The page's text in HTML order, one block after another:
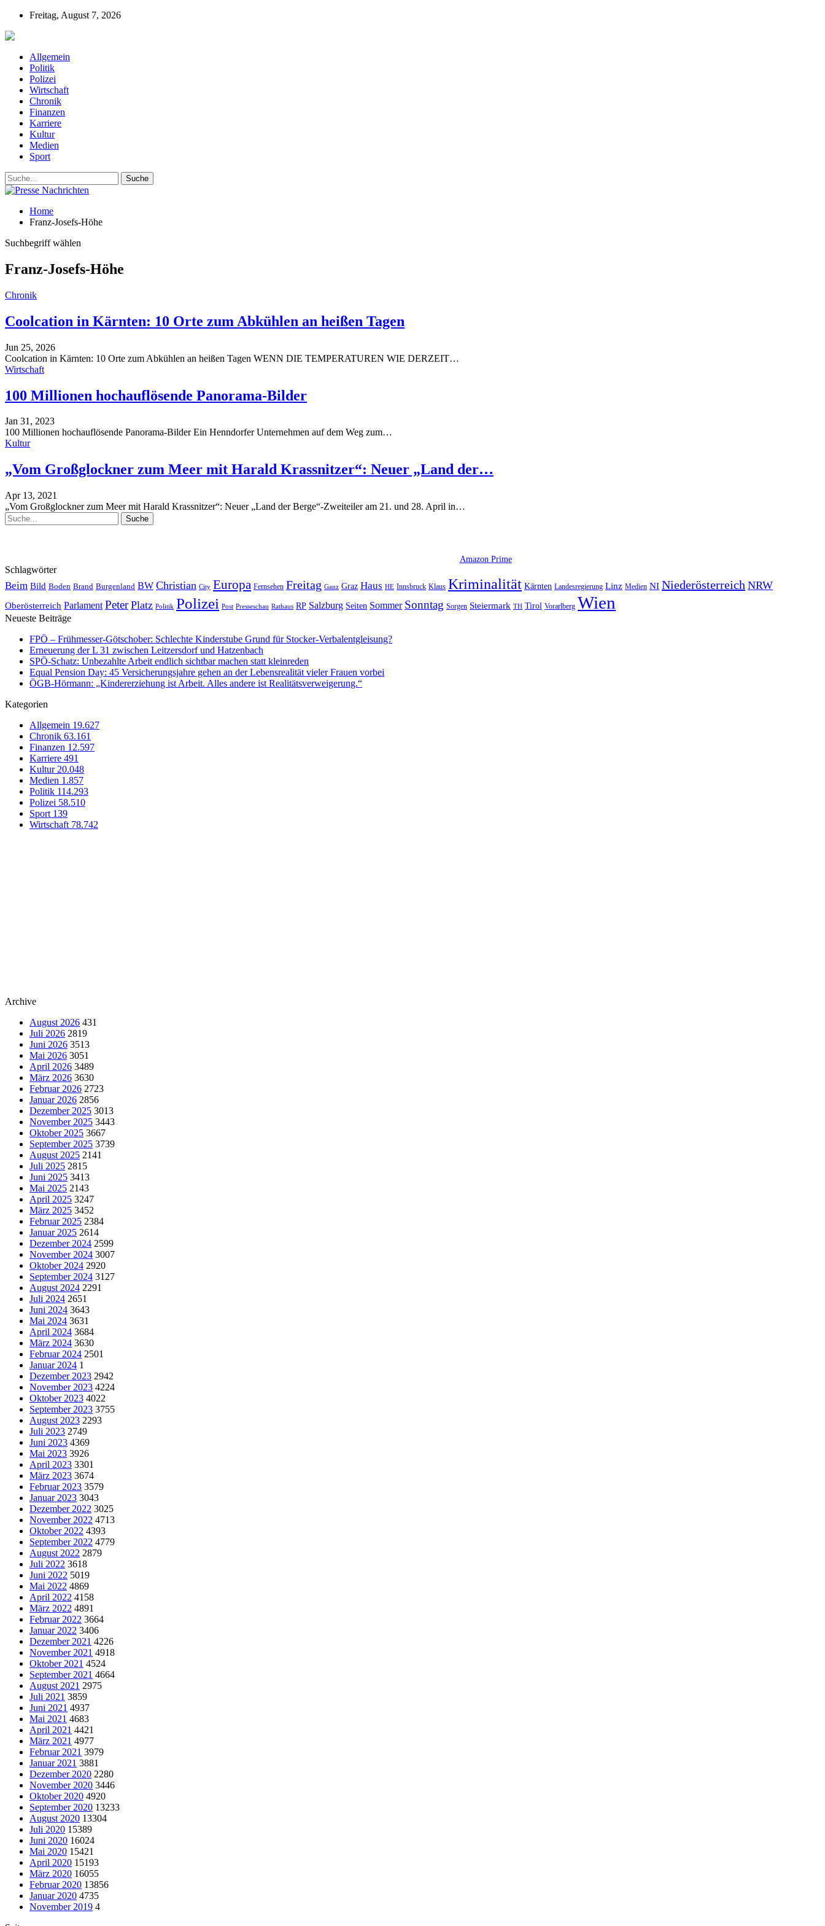
Freitag, August 7, 2026
Allgemein
Politik
Polizei
Wirtschaft
Chronik
Finanzen
Karriere
Kultur
Medien
Sport
Home
Franz-Josefs-Höhe
Suchbegriff wählen
Franz-Josefs-Höhe
Chronik
Coolcation in Kärnten: 10 Orte zum Abkühlen an heißen Tagen
Jun 25, 2026
Coolcation in Kärnten: 10 Orte zum Abkühlen an heißen Tagen WENN DIE TEMPERATUREN WIE DERZEIT…
Wirtschaft
100 Millionen hochauflösende Panorama-Bilder
Jan 31, 2023
100 Millionen hochauflösende Panorama-BilderEin Henndorfer Unternehmen auf dem Weg zum…
Kultur
„Vom Großglockner zum Meer mit Harald Krassnitzer“: Neuer „Land der…
Apr 13, 2021
„Vom Großglockner zum Meer mit Harald Krassnitzer“: Neuer „Land der Berge“-Zweiteiler am 21. und 28. April in…
Amazon Prime
Schlagwörter
Beim Bild Boden Brand Burgenland BW Christian City Europa Fernsehen Freitag Ganz Graz Haus HE Innsbruck Klaus Kriminalität Kärnten Landesregierung Linz Medien NI Niederösterreich NRW
Oberösterreich Parlament Peter Platz Politik Polizei Post Presseschau Rathaus RP Salzburg Seiten Sommer Sonntag Sorgen Steiermark TH Tirol Vorarlberg Wien
Neueste Beiträge
FPÖ – Frühmesser-Götschober: Schlechte Kinderstube Grund für Stocker-Verbalentgleisung?
Erneuerung der L 31 zwischen Leitzersdorf und Hatzenbach
SPÖ-Schatz: Unbezahlte Arbeit endlich sichtbar machen statt kleinreden
Equal Pension Day: 45 Versicherungsjahre gehen an der Lebensrealität vieler Frauen vorbei
ÖGB-Hörmann: „Kindererziehung ist Arbeit. Alles andere ist Realitätsverweigerung.“
Kategorien
Allgemein 19.627
Chronik 63.161
Finanzen 12.597
Karriere 491
Kultur 20.048
Medien 1.857
Politik 114.293
Polizei 58.510
Sport 139
Wirtschaft 78.742
Archive
August 2026 431
Juli 2026 2819
Juni 2026 3513
Mai 2026 3051
April 2026 3489
März 2026 3630
Februar 2026 2723
Januar 2026 2856
Dezember 2025 3013
November 2025 3443
Oktober 2025 3667
September 2025 3739
August 2025 2141
Juli 2025 2815
Juni 2025 3413
Mai 2025 2143
April 2025 3247
März 2025 3452
Februar 2025 2384
Januar 2025 2614
Dezember 2024 2599
November 2024 3007
Oktober 2024 2920
September 2024 3127
August 2024 2291
Juli 2024 2651
Juni 2024 3643
Mai 2024 3631
April 2024 3684
März 2024 3630
Februar 2024 2501
Januar 2024 1
Dezember 2023 2942
November 2023 4224
Oktober 2023 4022
September 2023 3755
August 2023 2293
Juli 2023 2749
Juni 2023 4369
Mai 2023 3926
April 2023 3301
März 2023 3674
Februar 2023 3579
Januar 2023 3043
Dezember 2022 3025
November 2022 4713
Oktober 2022 4393
September 2022 4779
August 2022 2879
Juli 2022 3618
Juni 2022 5019
Mai 2022 4869
April 2022 4158
März 2022 4891
Februar 2022 3664
Januar 2022 3406
Dezember 2021 4226
November 2021 4918
Oktober 2021 4524
September 2021 4664
August 2021 2975
Juli 2021 3859
Juni 2021 4937
Mai 2021 4683
April 2021 4421
März 2021 4977
Februar 2021 3979
Januar 2021 3881
Dezember 2020 2280
November 2020 3446
Oktober 2020 4920
September 2020 13233
August 2020 13304
Juli 2020 15389
Juni 2020 16024
Mai 2020 15421
April 2020 15193
März 2020 16055
Februar 2020 13856
Januar 2020 4735
November 2019 4